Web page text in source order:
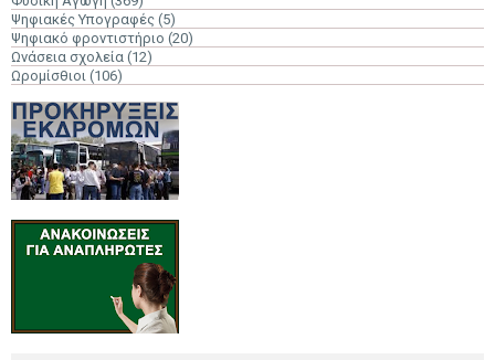
Ψηφιακές Υπογραφές (5)
Ψηφιακό φροντιστήριο (20)
Ωνάσεια σχολεία (12)
Ωρομίσθιοι (106)